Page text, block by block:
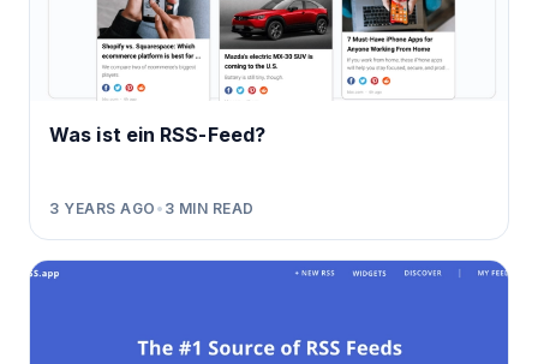
Was ist ein RSS-Feed?
3 YEARS AGO • 3 MIN READ